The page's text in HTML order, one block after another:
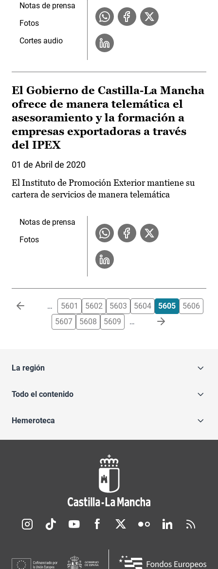
Notas de prensa
Fotos
Cortes audio
El Gobierno de Castilla-La Mancha
ofrece de manera telemática el
asesoramiento y la formación a
empresas exportadoras a través
del IPEX
01 de Abril de 2020
El Instituto de Promoción Exterior mantiene su
cartera de servicios de manera telemática
Notas de prensa
Fotos
Paginación … 5601 5602 5603 5604 5605
5606
5607
5608 5609 …
La región
Todo el contenido
Hemeroteca
Redes sociales JCCM